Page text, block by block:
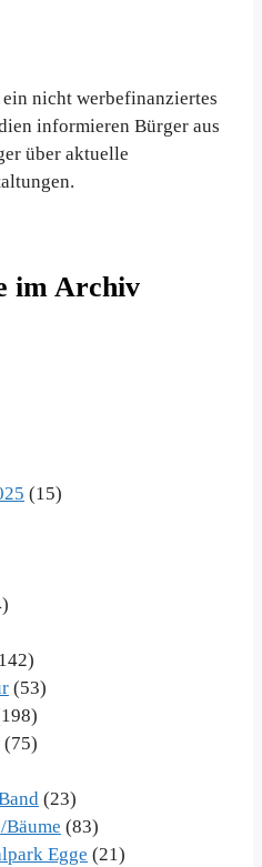
nicht werbefinanziertes
informieren Bürger aus
über aktuelle
im Archiv
(15)
(53)
(75)
(23)
(83)
Egge (21)